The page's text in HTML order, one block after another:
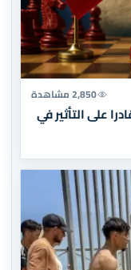
2,850 مشاهدة
على التأثير في